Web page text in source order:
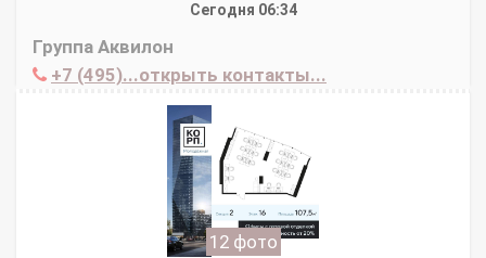
Сегодня 06:34
Группа Аквилон
+7 (495)...открыть контакты...
12 фото